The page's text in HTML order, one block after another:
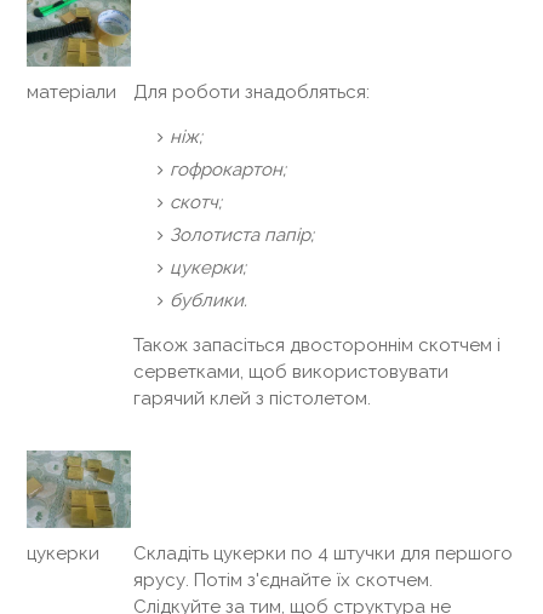
матеріали Для роботи знадобляться:
ніж;
гофрокартон;
скотч;
Золотиста папір;
цукерки;
бублики.
Також запасіться двостороннім скотчем і
серветками, щоб використовувати
гарячий клей з пістолетом.
цукерки
Складіть цукерки по 4 штучки для першого
ярусу. Потім з'єднайте їх скотчем.
Слідкуйте за тим, щоб структура не